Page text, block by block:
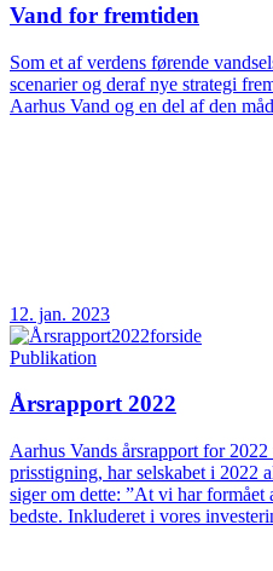
Vand for fremtiden
Som et af verdens førende
scenarier og deraf nye strategi
Aarhus Vand og en del af den
12. jan. 2023
Publikation
Årsrapport 2022
Aarhus Vands årsrapport for
prisstigning, har selskabet i 2022
siger om dette: ”At vi har formået
bedste. Inkluderet i vores